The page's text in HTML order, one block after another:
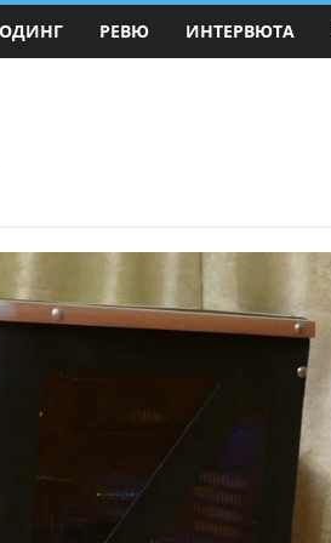
РЕВЮ ИНТЕРВЮТА